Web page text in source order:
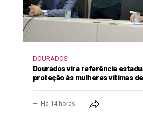
DOURADOS
Dourados vira referência
proteção às mulheres vítimas
Há 14 horas